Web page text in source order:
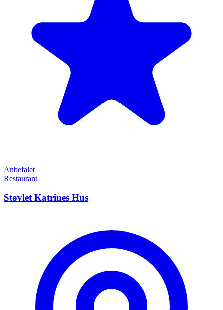
Anbefalet
Restaurant
Støvlet Katrines Hus